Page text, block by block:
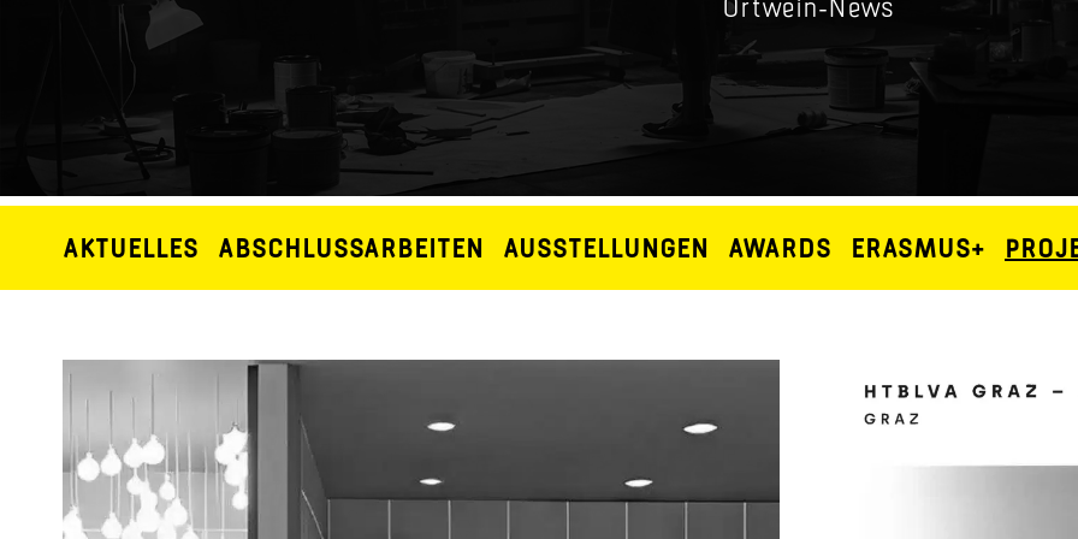
AKTUELLES ABSCHLUSSARBEITEN AUSSTELLUNGEN AWARDS ERASMUS+